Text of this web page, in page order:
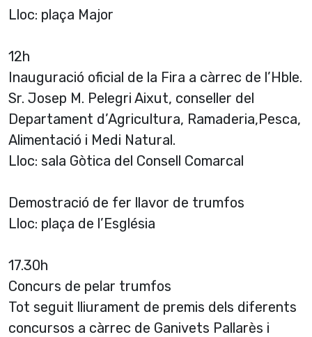
Lloc: plaça Major
12h
Inauguració oficial de la Fira a càrrec de l’Hble.
Sr. Josep M. Pelegri Aixut, conseller del
Departament d’Agricultura, Ramaderia,Pesca,
Alimentació i Medi Natural.
Lloc: sala Gòtica del Consell Comarcal
Demostració de fer llavor de trumfos
Lloc: plaça de l’Església
17.30h
Concurs de pelar trumfos
Tot seguit lliurament de premis dels diferents
concursos a càrrec de Ganivets Pallarès i